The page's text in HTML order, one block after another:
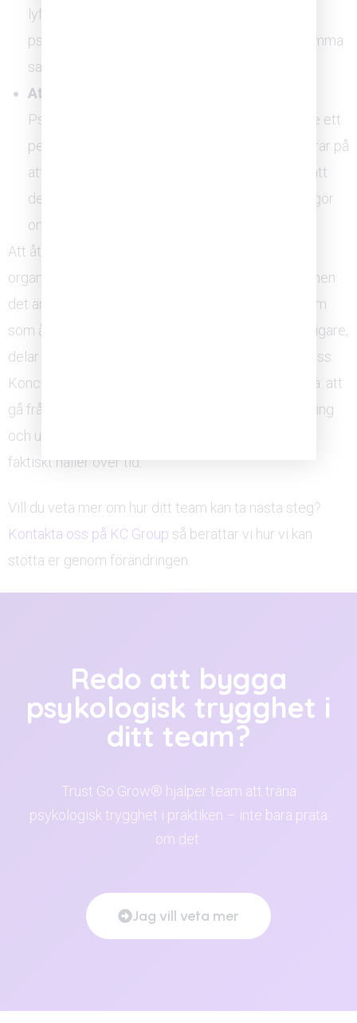
lyfta kritik eller ifrågasätta beslut. Trivsel och
psykologisk trygghet är relaterade men inte samma
sak. Mätningen måste vara specifik.
Att lägga ansvaret enbart på individen:
Psykologisk trygghet är ett kollektivt klimat, inte ett
personlighetsdrag. Insatser som enbart fokuserar på
att ”modiga medarbetare ska tala upp” missar att
det är strukturer, normer och ledarskap som avgör
om det faktiskt är möjligt.
Att återbygga psykologisk trygghet efter en
organisationsförändring är ett arbete som tar tid, men
det är också ett arbete med direkt avkastning. Team
som åter känner sig trygga identifierar problem tidigare,
delar kunskap friare och presterar bättre under press.
Konceptet
är byggt för just detta: att
gå från intention till systematisk träning, med mätning
och uppföljning som säkerställer att förändringen
faktiskt håller över tid.
Vill du veta mer om hur ditt team kan ta nästa steg?
Kontakta oss på KC Group så berättar vi hur vi kan
stötta er genom förändringen.
Redo att bygga
psykologisk trygghet i
ditt team?
Trust Go Grow® hjälper team att träna
psykologisk trygghet i praktiken – inte bara prata
om det.
Jag vill veta mer